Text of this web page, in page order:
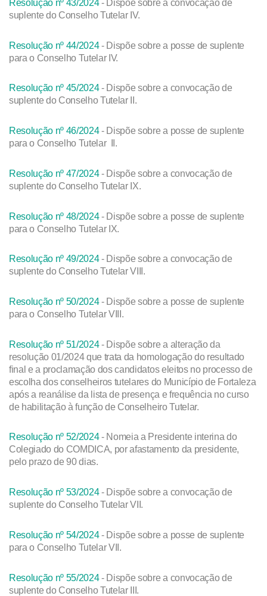
Resolução nº 43/2024- Dispõe sobre a convocação de
suplente do Conselho Tutelar IV.
Resolução nº 44/2024- Dispõe sobre a posse de suplente
para o Conselho Tutelar IV.
Resolução nº 45/2024- Dispõe sobre a convocação de
suplente do Conselho Tutelar II.
Resolução nº 46/2024- Dispõe sobre a posse de suplente
para o Conselho Tutelar II.
Resolução nº 47/2024- Dispõe sobre a convocação de
suplente do Conselho Tutelar IX.
Resolução nº 48/2024- Dispõe sobre a posse de suplente
para o Conselho Tutelar IX.
Resolução nº 49/2024- Dispõe sobre a convocação de
suplente do Conselho Tutelar VIII.
Resolução nº 50/2024- Dispõe sobre a posse de suplente
para o Conselho Tutelar VIII.
Resolução nº 51/2024- Dispõe sobre a alteração da
resolução 01/2024 que trata da homologação do resultado
final e a proclamação dos candidatos eleitos no processo de
escolha dos conselheiros tutelares do Município de Fortaleza
após a reanálise da lista de presença e frequência no curso
de habilitação à função de Conselheiro Tutelar.
Resolução nº 52/2024- Nomeia a Presidente interina do
Colegiado do COMDICA, por afastamento da presidente,
pelo prazo de 90 dias.
Resolução nº 53/2024- Dispõe sobre a convocação de
suplente do Conselho Tutelar VII.
Resolução nº 54/2024- Dispõe sobre a posse de suplente
para o Conselho Tutelar VII.
Resolução nº 55/2024- Dispõe sobre a convocação de
suplente do Conselho Tutelar III.